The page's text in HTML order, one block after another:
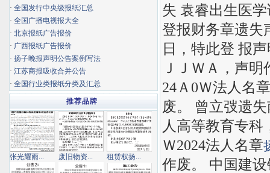
失 袁睿出生医
登报财务章遗失
日，特此登 报
ＪＪＷＡ，声
24Ａ0Ｗ法人名章
废。 曾立弢遗
人高等教育专科
Ｗ2024法人名章
作废。 中国建
· 全国发行中央级报纸汇总
· 全国广播电视报大全
· 北京报纸广告报价
· 广西报纸广告报价
· 扬子晚报声明公告案例写法
· 江苏商报吸收合并公告
· 全国行业类报纸分类及汇总
推荐品牌
张光耀雨... 废旧物资... 租赁权扬...